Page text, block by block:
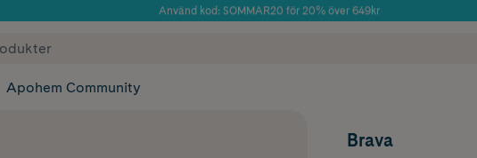
Använd kod: SOMMAR20 för 20% över 649kr
✓ Fri frakt
Apohem Community
Brava